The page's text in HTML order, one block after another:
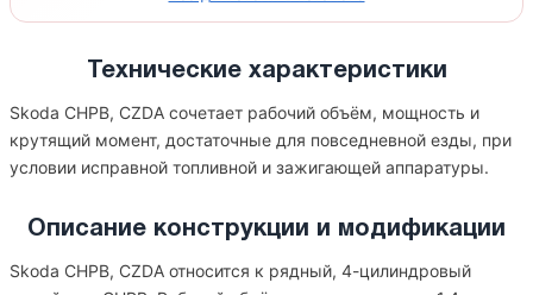
Технические характеристики
Skoda CHPB, CZDA сочетает рабочий объём, мощность и
крутящий момент, достаточные для повседневной езды, при
условии исправной топливной и зажигающей аппаратуры.
Описание конструкции и модификации
Skoda CHPB, CZDA относится к рядный, 4-цилиндровый